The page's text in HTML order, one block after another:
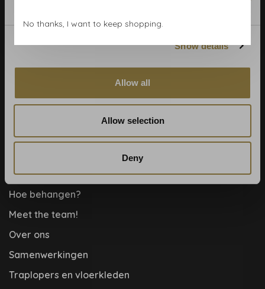
Show details
Allow all
Allow selection
Deny
Cookie- en privacyverklaring
Help, mijn man is klusser
Hoe behangen?
Meet the team!
Over ons
Samenwerkingen
Traplopers en vloerkleden
No thanks, I want to keep shopping.